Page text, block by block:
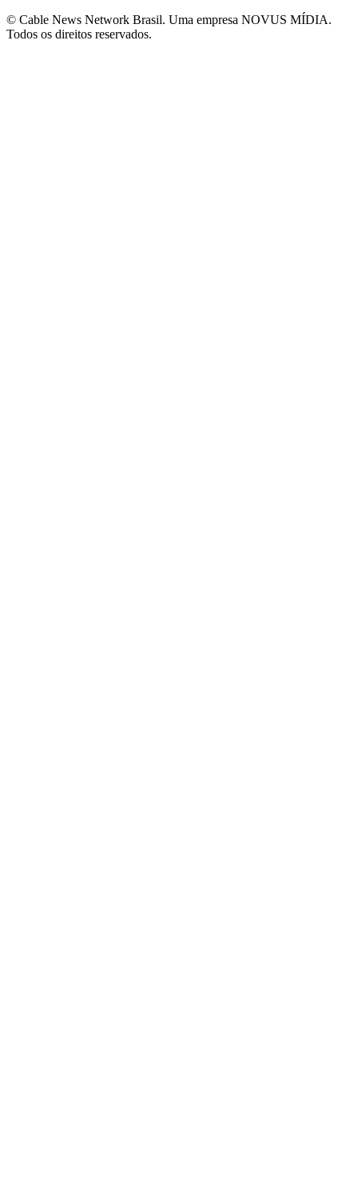
© Cable News Network Brasil. Uma empresa NOVUS MÍDIA.
Todos os direitos reservados.